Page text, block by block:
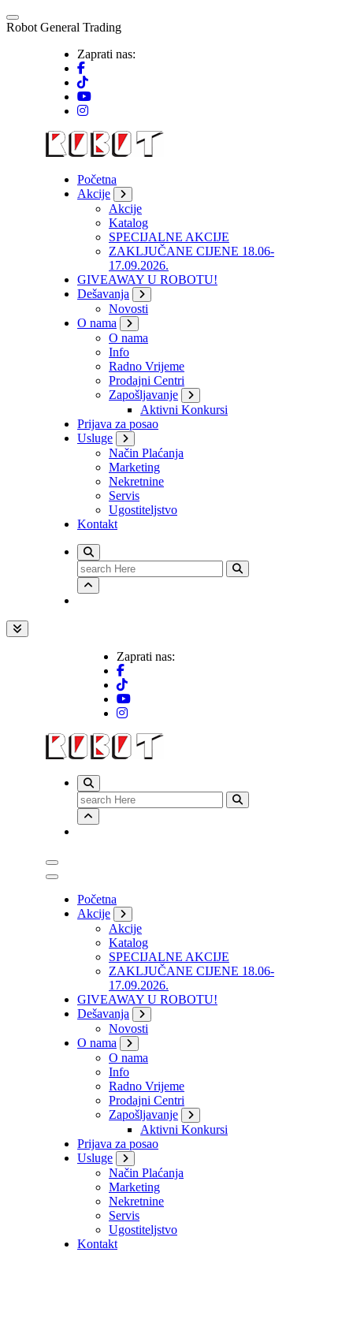
Skip
to
Robot General Trading
Zaprati nas:
Početna
Akcije
Akcije
Katalog
SPECIJALNE AKCIJE
ZAKLJUČANE CIJENE 18.06-
17.09.2026.
GIVEAWAY U ROBOTU!
Dešavanja
Novosti
O nama
O nama
Info
Radno Vrijeme
Prodajni Centri
Zapošljavanje
Aktivni Konkursi
Prijava za posao
Usluge
Način Plaćanja
Marketing
Nekretnine
Servis
Ugostiteljstvo
Kontakt
Search
for:
Zaprati nas:
Search
for:
Početna
Akcije
Akcije
Katalog
SPECIJALNE AKCIJE
ZAKLJUČANE CIJENE 18.06-
17.09.2026.
GIVEAWAY U ROBOTU!
Dešavanja
Novosti
O nama
O nama
Info
Radno Vrijeme
Prodajni Centri
Zapošljavanje
Aktivni Konkursi
Prijava za posao
Usluge
Način Plaćanja
Marketing
Nekretnine
Servis
Ugostiteljstvo
Kontakt